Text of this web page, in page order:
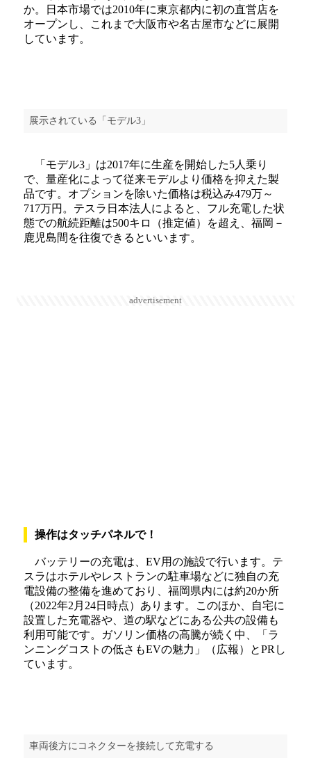
か。日本市場では2010年に東京都内に初の直営店を
オープンし、これまで大阪市や名古屋市などに展開
しています。
展示されている「モデル3」
「モデル3」は2017年に生産を開始した5人乗り
で、量産化によって従来モデルより価格を抑えた製
品です。オプションを除いた価格は税込み479万～
717万円。テスラ日本法人によると、フル充電した状
態での航続距離は500キロ（推定値）を超え、福岡－
鹿児島間を往復できるといいます。
advertisement
操作はタッチパネルで！
バッテリーの充電は、EV用の施設で行います。テ
スラはホテルやレストランの駐車場などに独自の充
電設備の整備を進めており、福岡県内には約20か所
（2022年2月24日時点）あります。このほか、自宅に
設置した充電器や、道の駅などにある公共の設備も
利用可能です。ガソリン価格の高騰が続く中、「ラ
ンニングコストの低さもEVの魅力」（広報）とPRし
ています。
車両後方にコネクターを接続して充電する